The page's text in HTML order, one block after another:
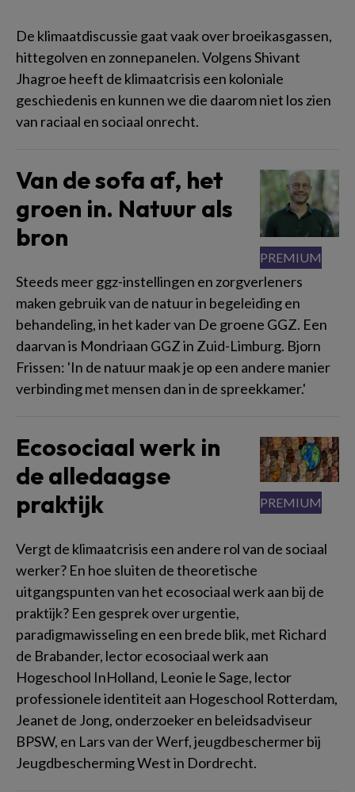
De klimaatdiscussie gaat vaak over broeikasgassen,
hittegolven en zonnepanelen. Volgens Shivant
Jhagroe heeft de klimaatcrisis een koloniale
geschiedenis en kunnen we die daarom niet los zien
van raciaal en sociaal onrecht.
Van de sofa af, het
groen in. Natuur als
bron
Steeds meer ggz-instellingen en zorgverleners
maken gebruik van de natuur in begeleiding en
behandeling, in het kader van De groene GGZ. Een
daarvan is Mondriaan GGZ in Zuid-Limburg. Bjorn
Frissen: 'In de natuur maak je op een andere manier
verbinding met mensen dan in de spreekkamer.'
Ecosociaal werk in
de alledaagse
praktijk
Vergt de klimaatcrisis een andere rol van de sociaal
werker? En hoe sluiten de theoretische
uitgangspunten van het ecosociaal werk aan bij de
praktijk? Een gesprek over urgentie,
paradigmawisseling en een brede blik, met Richard
de Brabander, lector ecosociaal werk aan
Hogeschool InHolland, Leonie le Sage, lector
professionele identiteit aan Hogeschool Rotterdam,
Jeanet de Jong, onderzoeker en beleidsadviseur
BPSW, en Lars van der Werf, jeugdbeschermer bij
Jeugdbescherming West in Dordrecht.